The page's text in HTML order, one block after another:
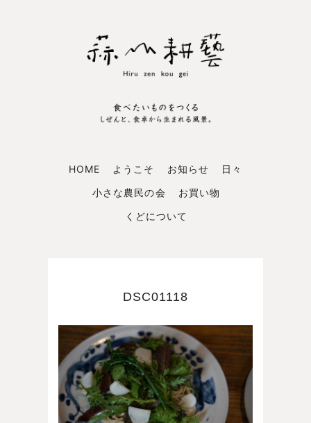
HOME ようこそ お知らせ
日々
小さな農民の会
お買い物
くどについて
DSC01118